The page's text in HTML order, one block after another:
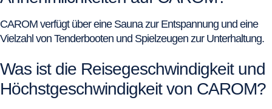
CAROM verfügt über eine Sauna zur Entspannung und eine
Vielzahl von Tenderbooten und Spielzeugen zur Unterhaltung.
Was ist die Reisegeschwindigkeit und
Höchstgeschwindigkeit von CAROM?